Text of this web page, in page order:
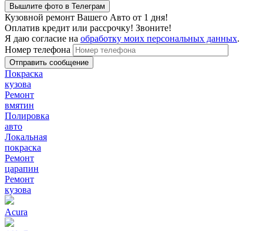
Вышлите фото в Телеграм
Кузовной ремонт Вашего Авто от 1 дня!
Оплатив кредит или рассрочку! Звоните!
Я даю согласие на обработку моих персональных данных.
Номер телефона
Покраска
кузова
Ремонт
вмятин
Полировка
авто
Локальная
покраска
Ремонт
царапин
Ремонт
кузова
Acura